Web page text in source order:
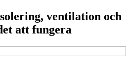
ventilation och
att fungera